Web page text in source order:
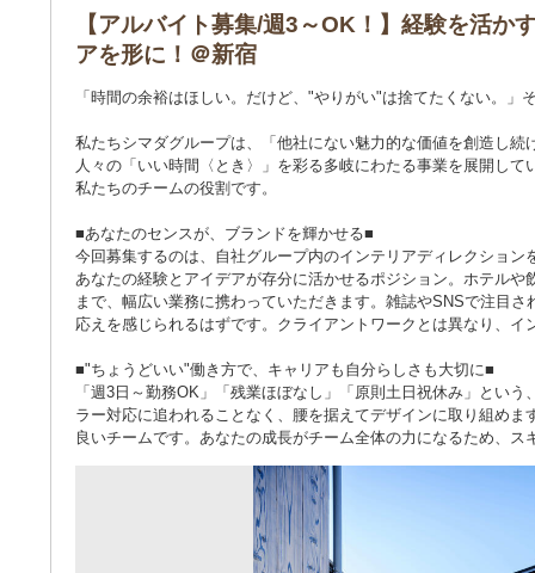
【アルバイト募集/週3～OK！】経験を活
アを形に！＠新宿
「時間の余裕はほしい。だけど、"やりがい"は捨てたくない。
私たちシマダグループは、「他社にない魅力的な価値を創造し
人々の「いい時間〈とき〉」を彩る多岐にわたる事業を展開し
私たちのチームの役割です。
■あなたのセンスが、ブランドを輝かせる■
今回募集するのは、自社グループ内のインテリアディレクショ
あなたの経験とアイデアが存分に活かせるポジション。ホテル
まで、幅広い業務に携わっていただきます。雑誌やSNSで注目
応えを感じられるはずです。クライアントワークとは異なり、
■"ちょうどいい"働き方で、キャリアも自分らしさも大切に■
「週3日～勤務OK」「残業ほぼなし」「原則土日祝休み」とい
ラー対応に追われることなく、腰を据えてデザインに取り組め
良いチームです。あなたの成長がチーム全体の力になるため、